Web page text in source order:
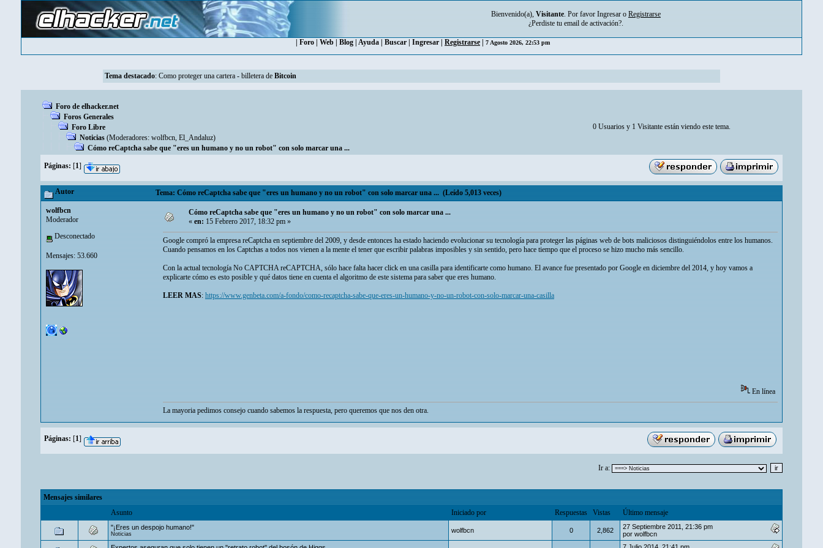
Bienvenido(a), Visitante. Por favor Ingresar o Registrarse
¿Perdiste tu email de activación?.
Foro Web Blog Ayuda Buscar Ingresar Registrarse 7 Agosto 2026, 22:53 pm
Tema destacado: Como proteger una cartera - billetera de Bitcoin
Foro de elhacker.net
Foros Generales
Foro Libre
Noticias (Moderadores: wolfbcn, El_Andaluz)
Cómo reCaptcha sabe que "eres un humano y no un robot" con solo marcar una ...
0 Usuarios y 1 Visitante están viendo este tema.
Páginas: [1]
Autor Tema: Cómo reCaptcha sabe que "eres un humano y no un robot" con solo marcar una ... (Leído 5,013 veces)
wolfbcn
Moderador
Desconectado
Mensajes: 53.660
Cómo reCaptcha sabe que "eres un humano y no un robot" con solo marcar una ...
«en:15 Febrero 2017, 18:32 pm »
Google compró la empresa reCaptcha en septiembre del 2009, y desde entonces ha estado haciendo evolucionar su tecnología para proteger las páginas web de bots maliciosos distinguiéndolos entre los humanos.
Cuando pensamos en los Captchas a todos nos vienen a la mente el tener que escribir palabras imposibles y sin sentido, pero hace tiempo que el proceso se hizo mucho más sencillo.
Con la actual tecnología No CAPTCHA reCAPTCHA, sólo hace falta hacer click en una casilla para identificarte como humano. El avance fue presentado por Google en diciembre del 2014, y hoy vamos a
explicarte cómo es esto posible y qué datos tiene en cuenta el algoritmo de este sistema para saber que eres humano.
LEER MAS:https://www.genbeta.com/a-fondo/como-recaptcha-sabe-que-eres-un-humano-y-no-un-robot-con-solo-marcar-una-casilla
En línea
La mayoria pedimos consejo cuando sabemos la respuesta, pero queremos que nos den otra.
Páginas: [1]
Ir a:
Mensajes similares
Asunto
Iniciado por Respuestas Vistas Último mensaje
"¡Eres un despojo humano!"
Noticias wolfbcn 0 2,862
27 Septiembre 2011, 21:36 pm
por wolfbcn